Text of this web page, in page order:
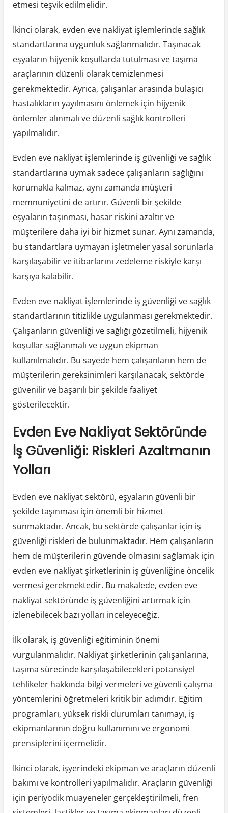
etmesi teşvik edilmelidir.
İkinci olarak, evden eve nakliyat işlemlerinde sağlık
standartlarına uygunluk sağlanmalıdır. Taşınacak
eşyaların hijyenik koşullarda tutulması ve taşıma
araçlarının düzenli olarak temizlenmesi
gerekmektedir. Ayrıca, çalışanlar arasında bulaşıcı
hastalıkların yayılmasını önlemek için hijyenik
önlemler alınmalı ve düzenli sağlık kontrolleri
yapılmalıdır.
Evden eve nakliyat işlemlerinde iş güvenliği ve sağlık
standartlarına uymak sadece çalışanların sağlığını
korumakla kalmaz, aynı zamanda müşteri
memnuniyetini de artırır. Güvenli bir şekilde
eşyaların taşınması, hasar riskini azaltır ve
müşterilere daha iyi bir hizmet sunar. Aynı zamanda,
bu standartlara uymayan işletmeler yasal sorunlarla
karşılaşabilir ve itibarlarını zedeleme riskiyle karşı
karşıya kalabilir.
Evden eve nakliyat işlemlerinde iş güvenliği ve sağlık
standartlarının titizlikle uygulanması gerekmektedir.
Çalışanların güvenliği ve sağlığı gözetilmeli, hijyenik
koşullar sağlanmalı ve uygun ekipman
kullanılmalıdır. Bu sayede hem çalışanların hem de
müşterilerin gereksinimleri karşılanacak, sektörde
güvenilir ve başarılı bir şekilde faaliyet
gösterilecektir.
Evden Eve Nakliyat Sektöründe
İş Güvenliği: Riskleri Azaltmanın
Yolları
Evden eve nakliyat sektörü, eşyaların güvenli bir
şekilde taşınması için önemli bir hizmet
sunmaktadır. Ancak, bu sektörde çalışanlar için iş
güvenliği riskleri de bulunmaktadır. Hem çalışanların
hem de müşterilerin güvende olmasını sağlamak için
evden eve nakliyat şirketlerinin iş güvenliğine öncelik
vermesi gerekmektedir. Bu makalede, evden eve
nakliyat sektöründe iş güvenliğini artırmak için
izlenebilecek bazı yolları inceleyeceğiz.
İlk olarak, iş güvenliği eğitiminin önemi
vurgulanmalıdır. Nakliyat şirketlerinin çalışanlarına,
taşıma sürecinde karşılaşabilecekleri potansiyel
tehlikeler hakkında bilgi vermeleri ve güvenli çalışma
yöntemlerini öğretmeleri kritik bir adımdır. Eğitim
programları, yüksek riskli durumları tanımayı, iş
ekipmanlarının doğru kullanımını ve ergonomi
prensiplerini içermelidir.
İkinci olarak, işyerindeki ekipman ve araçların düzenli
bakımı ve kontrolleri yapılmalıdır. Araçların güvenliği
için periyodik muayeneler gerçekleştirilmeli, fren